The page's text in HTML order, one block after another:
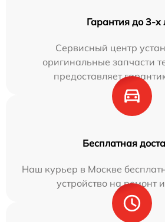
Гарантия до 3-х
Сервисный центр
оригинальные запчасти
предоставляет
Бесплатная
Наш курьер в Москве
устройство на ремонт